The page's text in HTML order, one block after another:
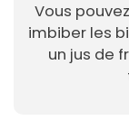
Vous
imbiber les
un jus de